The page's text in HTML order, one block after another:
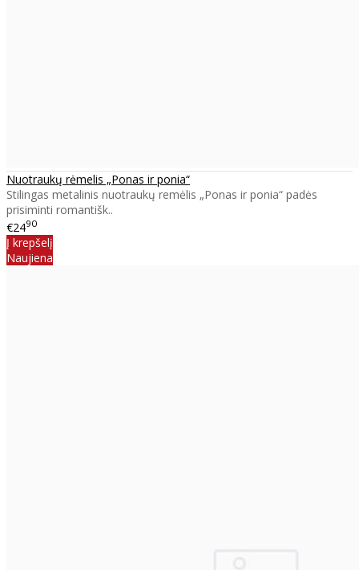
Nuotraukų rėmelis „Ponas ir ponia“
Stilingas metalinis nuotraukų remėlis „Ponas ir ponia“ padės
prisiminti romantišk..
€2490
Į krepšelį
Naujiena